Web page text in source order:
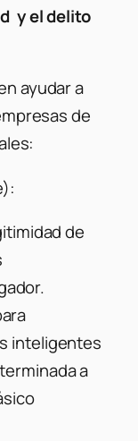
y el delito
ayudar a
de
de
inteligentes
a